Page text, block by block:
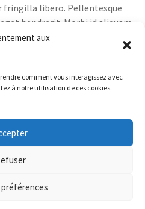
aux
comment vous interagissez avec
à notre utilisation de ces cookies.
préférences
fringilla libero. Pellentesque
hendrerit. Morbi id aliquam